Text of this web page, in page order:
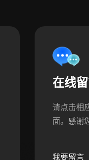
在线
请点击相
面。感谢
我要留言